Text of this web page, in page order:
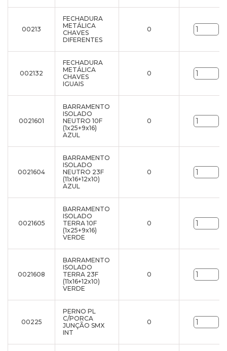
00213
FECHADURA
METÁLICA
CHAVES
DIFERENTES
0
002132
FECHADURA
METÁLICA
CHAVES
IGUAIS
0
0021601
BARRAMENTO
ISOLADO
NEUTRO 10F
(1x25+9x16)
AZUL
0
0021604
BARRAMENTO
ISOLADO
NEUTRO 23F
(11x16+12x10)
AZUL
0
0021605
BARRAMENTO
ISOLADO
TERRA 10F
(1x25+9x16)
VERDE
0
0021608
BARRAMENTO
ISOLADO
TERRA 23F
(11x16+12x10)
VERDE
0
00225
PERNO PL
C/PORCA
JUNÇÃO SMX
INT
0